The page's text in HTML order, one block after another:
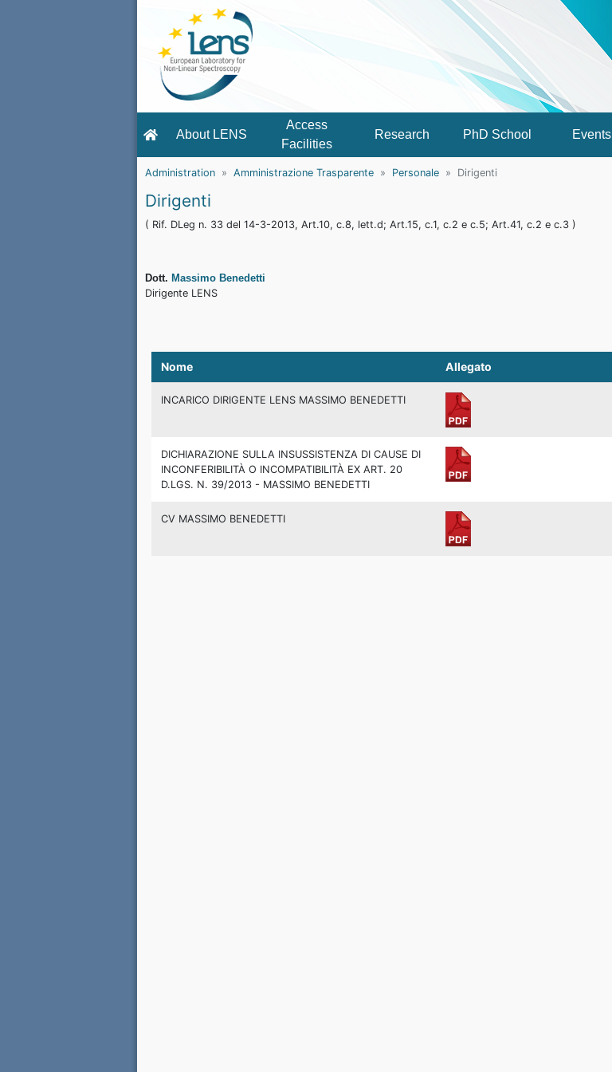
About LENS
Access
Facilities
Research PhD School Events
Administration Amministrazione Trasparente Personale Dirigenti
Dirigenti
( Rif. DLeg n. 33 del 14-3-2013, Art.10, c.8, lett.d; Art.15, c.1, c.2 e c.5; Art.41, c.2 e c.3 )
Dott. Massimo Benedetti
Dirigente LENS
Nome Allegato
INCARICO DIRIGENTE LENS MASSIMO BENEDETTI
DICHIARAZIONE SULLA INSUSSISTENZA DI CAUSE DI
INCONFERIBILITÀ O INCOMPATIBILITÀ EX ART. 20
D.LGS. N. 39/2013 - MASSIMO BENEDETTI
CV MASSIMO BENEDETTI